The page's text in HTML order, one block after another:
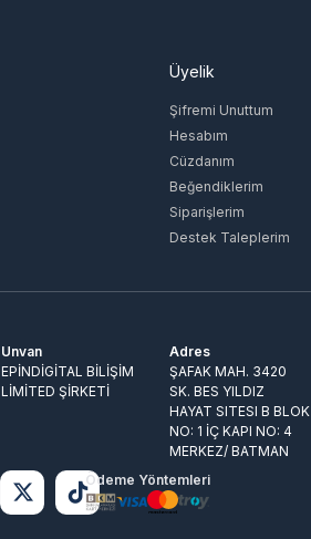
Üyelik
Şifremi Unuttum
Hesabım
Cüzdanım
Beğendiklerim
Siparişlerim
Destek Taleplerim
Unvan
EPİNDİGİTAL BİLİŞİM
LİMİTED ŞİRKETİ
Adres
ŞAFAK MAH. 3420
SK. BES YILDIZ
HAYAT SITESI B BLOK
NO: 1 İÇ KAPI NO: 4
MERKEZ/ BATMAN
Ödeme Yöntemleri